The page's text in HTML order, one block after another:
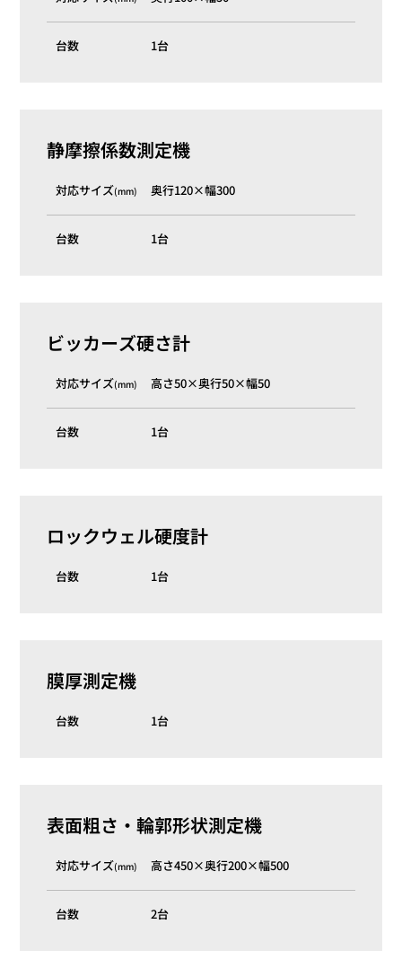
台数 1台
静摩擦係数測定機
対応サイズ(mm) 奥行120×幅300
台数 1台
ビッカーズ硬さ計
対応サイズ(mm) 高さ50×奥行50×幅50
台数 1台
ロックウェル硬度計
台数 1台
膜厚測定機
台数 1台
表面粗さ・輪郭形状測定機
対応サイズ(mm) 高さ450×奥行200×幅500
台数 2台